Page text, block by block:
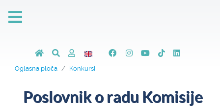
Oglasna ploča Konkursi
Poslovnik o radu Komisije